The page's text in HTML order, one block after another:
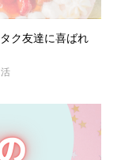
ク友達に喜ばれ